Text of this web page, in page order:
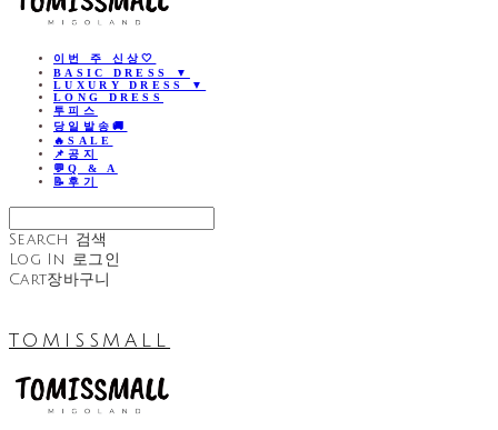
이번 주 신상🤍
BASIC DRESS ▼
LUXURY DRESS ▼
LONG DRESS
투피스
당일발송🚚
🔥SALE
📌공지
💬Q & A
📝후기
Search 검색
Log In 로그인
Cart장바구니
TOMISSMALL